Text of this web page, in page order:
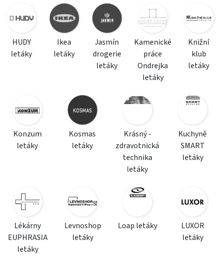
HUDY
letáky
Ikea
letáky
Jasmín
drogerie
letáky
Kamenické
práce
Ondrejka
letáky
Knižní
klub
letáky
Konzum
letáky
Kosmas
letáky
Krásný -
zdravotnická
technika
letáky
Kuchyně
SMART
letáky
Lékárny
EUPHRASIA
letáky
Levnoshop
letáky
Loap letáky
LUXOR
letáky